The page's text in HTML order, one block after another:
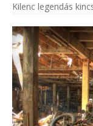
Kilenc legendás